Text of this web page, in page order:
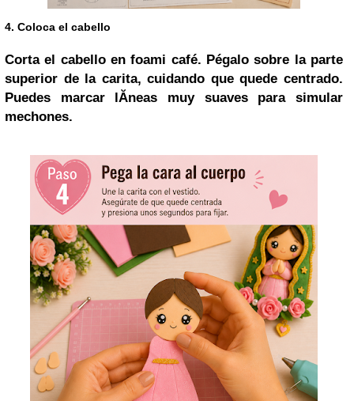
4. Coloca el cabello
Corta el cabello en foami café. Pégalo sobre la parte
superior de la carita, cuidando que quede centrado.
Puedes marcar lĂ­neas muy suaves para simular
mechones.